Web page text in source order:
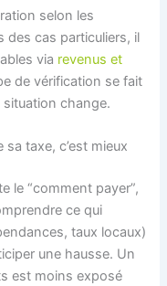
selon les
des cas particuliers, il
via revenus et
de vérification se fait
situation change.
taxe, c’est mieux
le “comment payer”,
ce qui
taux locaux)
une hausse. Un
est moins exposé